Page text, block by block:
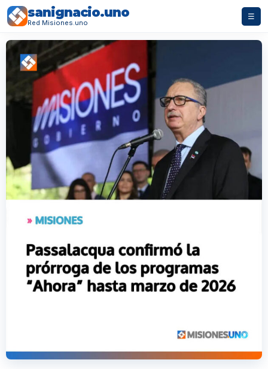
sanignacio.uno
Red Misiones.uno
☰